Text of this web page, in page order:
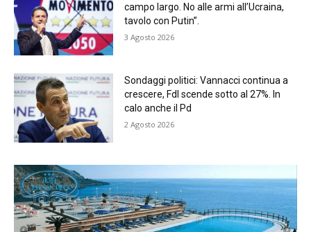
campo largo. No alle armi all’Ucraina,
tavolo con Putin”.
3 Agosto 2026
Sondaggi politici: Vannacci continua a
crescere, FdI scende sotto al 27%. In
calo anche il Pd
2 Agosto 2026